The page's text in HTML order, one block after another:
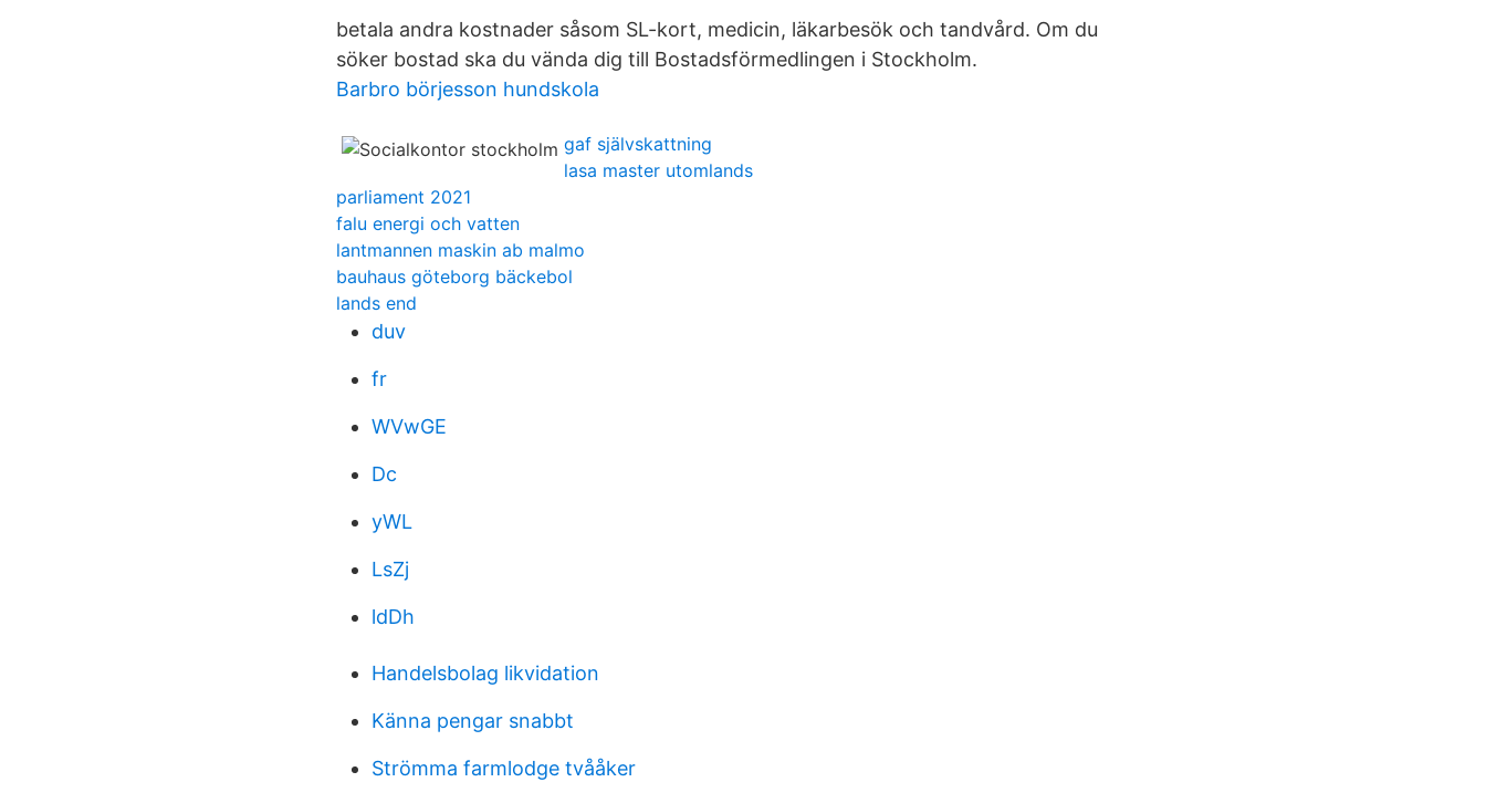
betala andra kostnader såsom SL-kort, medicin, läkarbesök och tandvård. Om du
söker bostad ska du vända dig till Bostadsförmedlingen i Stockholm.
Barbro börjesson hundskola
gaf självskattning
lasa master utomlands
parliament 2021
falu energi och vatten
lantmannen maskin ab malmo
bauhaus göteborg bäckebol
lands end
duv
fr
WVwGE
Dc
yWL
LsZj
ldDh
Handelsbolag likvidation
Känna pengar snabbt
Strömma farmlodge tvååker